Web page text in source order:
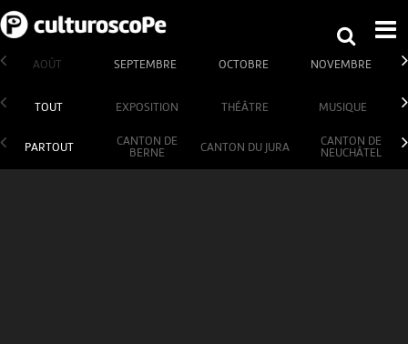
AOÛT SEPTEMBRE OCTOBRE NOVEMBRE
TOUT EXPOSITION THÉÂTRE MUSIQUE
PARTOUT
CANTON DE
BERNE
CANTON DU JURA
CANTON DE
NEUCHÂTEL